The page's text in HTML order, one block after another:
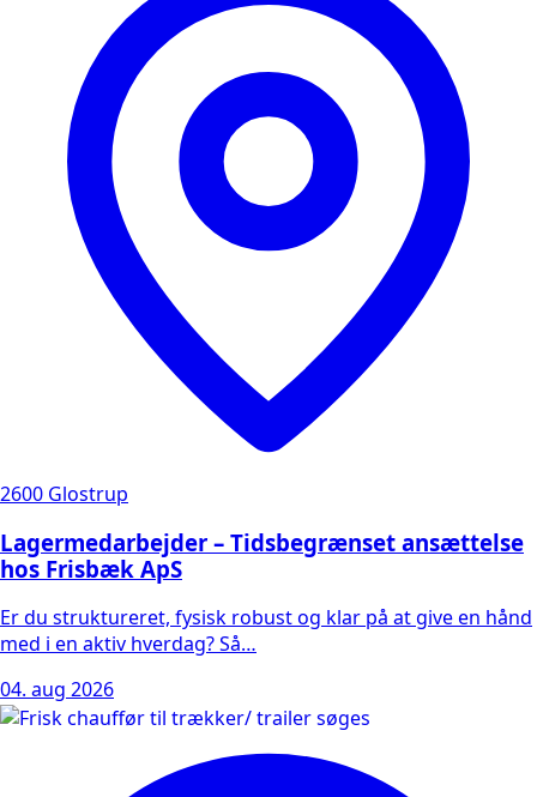
2600 Glostrup
Lagermedarbejder – Tidsbegrænset ansættelse
hos Frisbæk ApS
Er du struktureret, fysisk robust og klar på at give en hånd
med i en aktiv hverdag? Så…
04. aug 2026